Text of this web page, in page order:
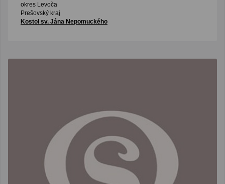
okres Levoča
Prešovský kraj
Kostol sv. Jána Nepomuckého